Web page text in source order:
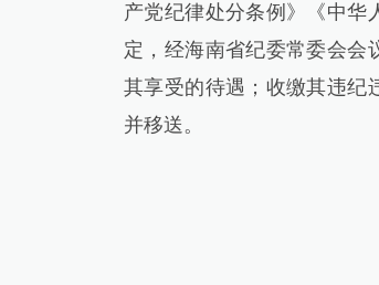
产党纪律处分条例》《中华
定，经海南省纪委常委会会
其享受的待遇；收缴其违纪
并移送。